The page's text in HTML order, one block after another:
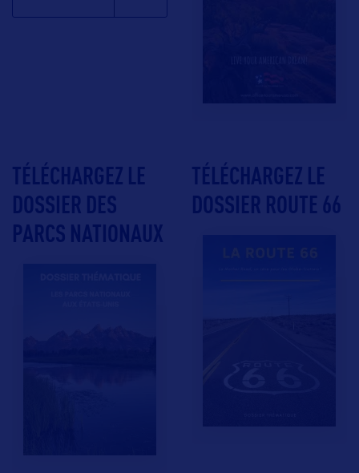
TÉLÉCHARGEZ LE
DOSSIER DES
PARCS NATIONAUX
TÉLÉCHARGEZ LE
DOSSIER ROUTE 66